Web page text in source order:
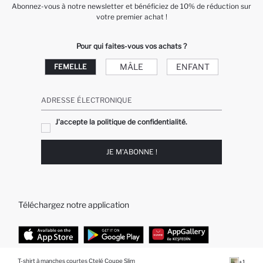
T-shirt à manches courtes Ctelé Coupe Slim
Abonnez-vous à notre newsletter et bénéficiez de 10% de réduction sur
votre premier achat !
Pour qui faites-vous vos achats ?
FEMELLE MÂLE ENFANT
ADRESSE ÉLECTRONIQUE
J'accepte la politique de confidentialité.
JE M'ABONNE !
Téléchargez notre application